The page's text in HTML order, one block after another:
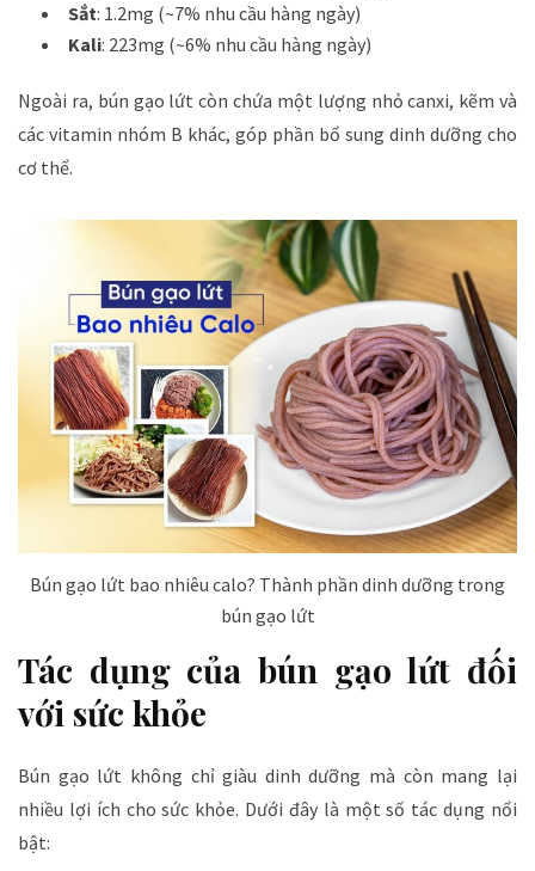
Sắt: 1.2mg (~7% nhu cầu hàng ngày)
Kali: 223mg (~6% nhu cầu hàng ngày)
Ngoài ra, bún gạo lứt còn chứa một lượng nhỏ canxi, kẽm và
các vitamin nhóm B khác, góp phần bổ sung dinh dưỡng cho
cơ thể.
Bún gạo lứt bao nhiêu calo? Thành phần dinh dưỡng trong
bún gạo lứt
Tác dụng của bún gạo lứt đối
với sức khỏe
Bún gạo lứt không chỉ giàu dinh dưỡng mà còn mang lại
nhiều lợi ích cho sức khỏe. Dưới đây là một số tác dụng nổi
bật: